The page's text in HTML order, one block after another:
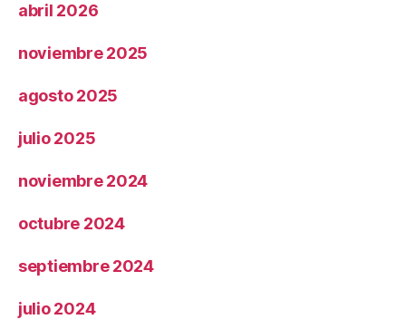
abril 2026
noviembre 2025
agosto 2025
julio 2025
noviembre 2024
octubre 2024
septiembre 2024
julio 2024